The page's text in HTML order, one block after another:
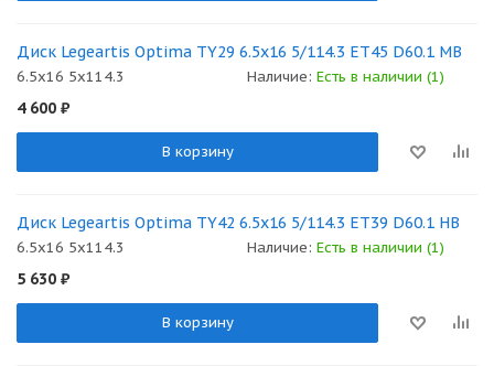
Диск Legeartis Optima TY29 6.5x16 5/114.3 ET45 D60.1 MB
6.5x16 5x114.3 Наличие: Есть в наличии (1)
4 600 ₽
В корзину
Диск Legeartis Optima TY42 6.5x16 5/114.3 ET39 D60.1 HB
6.5x16 5x114.3 Наличие: Есть в наличии (1)
5 630 ₽
В корзину